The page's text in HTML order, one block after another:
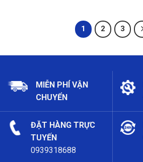
1 2 3
MIỄN PHÍ VẬN
CHUYỂN
ĐẶT HÀNG TRỰC
TUYẾN
0939318688